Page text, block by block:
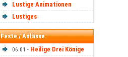
Lustige Animationen
Lustiges
Feste / Anlässe
06.01 - Heilige Drei Könige